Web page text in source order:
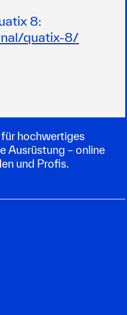
8:
quatix-8/
hochwertiges
Ausrüstung – online
und Profis.